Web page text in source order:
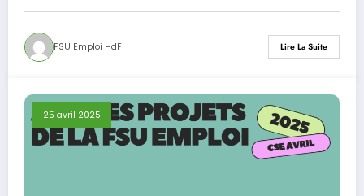
FSU Emploi HdF Lire La Suite
25 avril 2025